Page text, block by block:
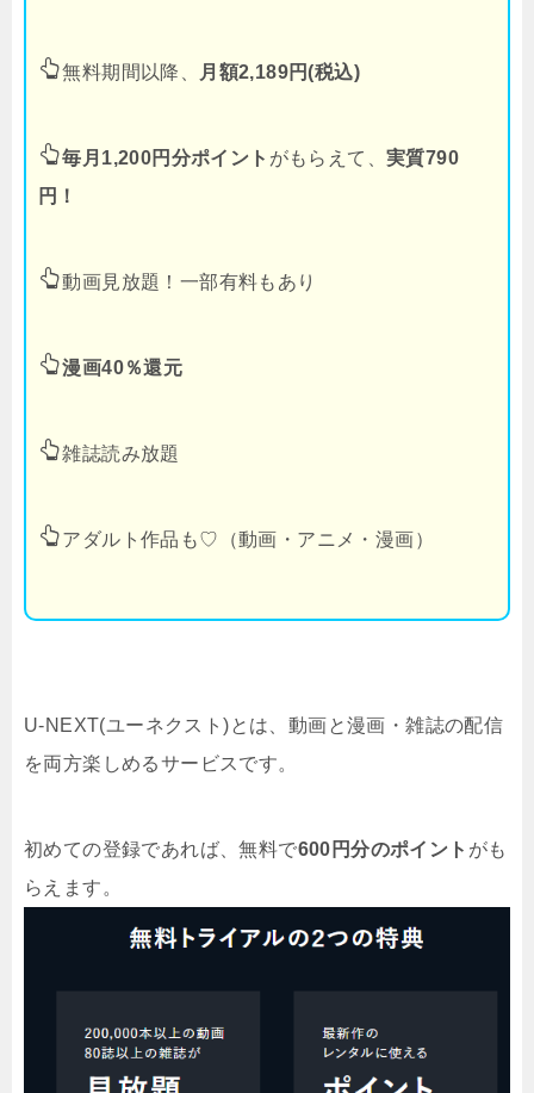
無料期間以降、 月額2,189円(税込)
毎月1,200円分ポイント がもらえて、実質790
円！
動画見放題！一部有料もあり
漫画40％還元
雑誌読み放題
アダルト作品も♡（動画・アニメ・漫画）
U-NEXT(ユーネクスト)とは、動画と漫画・雑誌の配信
を両方楽しめるサービスです。
初めての登録であれば、無料で600円分のポイント がも
らえます。